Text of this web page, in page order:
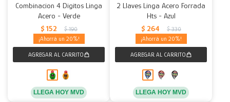
Combinacion 4 Digitos Linga
Acero - Verde
$ 152 $ 190
20
LLEGA HOY MVD
2 Llaves Linga Acero Forrada
Hts - Azul
$ 264 $ 330
20
LLEGA HOY MVD